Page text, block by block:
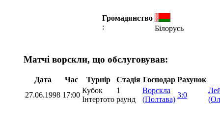
Громадянство
:
Білорусь
Матчі ворскли, що обслуговував:
Дата Час Турнір Стадія Господар Рахунок
27.06.1998 17:00
Кубок
Інтертото
1
раунд
Ворскла
(Полтава)
3:0